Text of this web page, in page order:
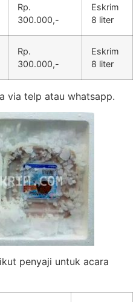
Rp.
300.000,-
Eskrim
8 liter
Rp.
300.000,-
Eskrim
8 liter
via telp atau whatsapp.
penyaji untuk acara